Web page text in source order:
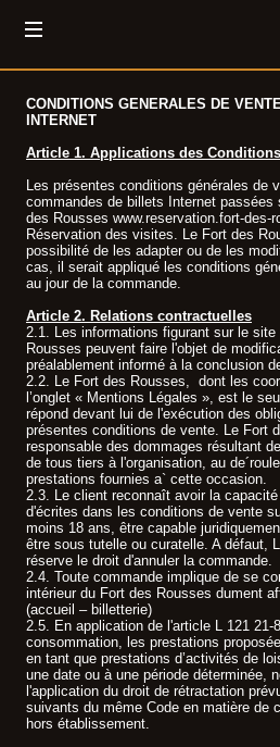
CONDITIONS GENERALES DE
INTERNET
Article 1. Applications des
Les présentes conditions générales de
commandes de billets Internet
des Rousses www.reservation.fort-des-
Réservation des visites. Le Fort des
possibilité de les adapter ou de les
cas, il serait appliqué les conditions
au jour de la commande.
Article 2. Relations contractuelles
2.1. Les informations figurant sur le site
Rousses peuvent faire l'objet de
préalablement informé à la conclusion
2.2. Le Fort des Rousses, dont les
l’onglet « Mentions Légales », est le
répond devant lui de l'exécution des
présentes conditions de vente. Le Fort
responsable des dommages résultant
de tous tiers à l'organisation, au
prestations fournies a` cette occasion.
2.3. Le client reconnaît avoir la
d'écrites dans les conditions de vente
moins 18 ans, être capable
être sous tutelle ou curatelle. A défaut,
réserve le droit d'annuler la commande.
2.4. Toute commande implique de se
intérieur du Fort des Rousses dument
(accueil – billetterie)
2.5. En application de l'article L 121 21-
consommation, les prestations
en tant que prestations d’activités de
une date ou à une période déterminée,
l'application du droit de rétractation
suivants du même Code en matière de
hors établissement.